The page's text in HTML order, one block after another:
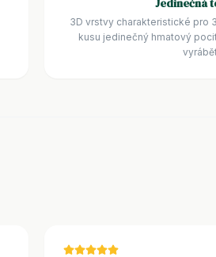
Jedinečná
3D vrstvy charakteristické pro
kusu jedinečný hmatový